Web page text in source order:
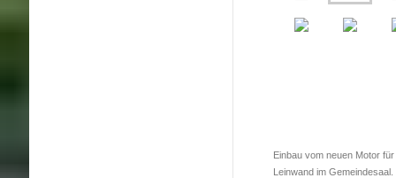
Einbau vom neuen Motor für
Leinwand im Gemeindesaal.